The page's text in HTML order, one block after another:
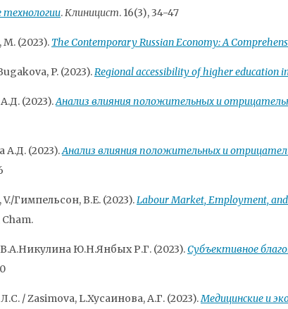
.Клиницист. 16(3), 34-47
(2023). The Contemporary Russian Economy: A
P. (2023).Regional accessibility of higher education
(2023).Анализ влияния положительных и
А.Д. (2023).Анализ влияния положительных и
Гимпельсон, В.Е. (2023).Labour Market, Employment,
Ю.Н.Янбых Р.Г. (2023).Субъективное
/ Zasimova, L.Хусаинова, А.Г. (2023).Медицинские и